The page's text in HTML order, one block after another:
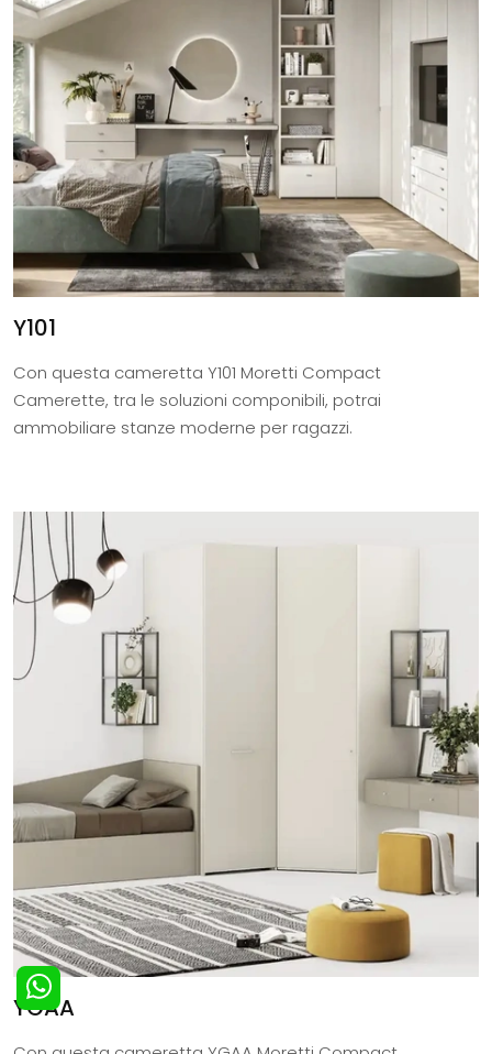
Y101
Con questa cameretta Y101 Moretti Compact
Camerette, tra le soluzioni componibili, potrai
ammobiliare stanze moderne per ragazzi.
YGAA